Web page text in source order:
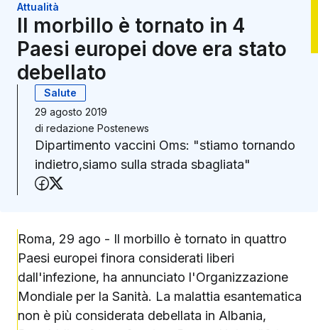
Attualità
Il morbillo è tornato in 4
Paesi europei dove era stato
debellato
Salute
29 agosto 2019
di redazione Postenews
Dipartimento vaccini Oms: "stiamo tornando
indietro,siamo sulla strada sbagliata"
Condividi su Facebook
Roma, 29 ago - Il morbillo è tornato in quattro
Paesi europei finora considerati liberi
dall'infezione, ha annunciato l'Organizzazione
Mondiale per la Sanità. La malattia esantematica
non è più considerata debellata in Albania,